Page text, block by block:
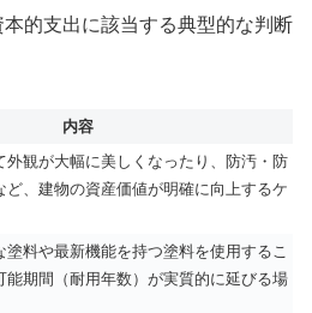
的支出に該当する典型的な判断
内容
外観が大幅に美しくなったり、防汚・防
ど、建物の資産価値が明確に向上するケ
塗料や最新機能を持つ塗料を使用するこ
能期間（耐用年数）が実質的に延びる場